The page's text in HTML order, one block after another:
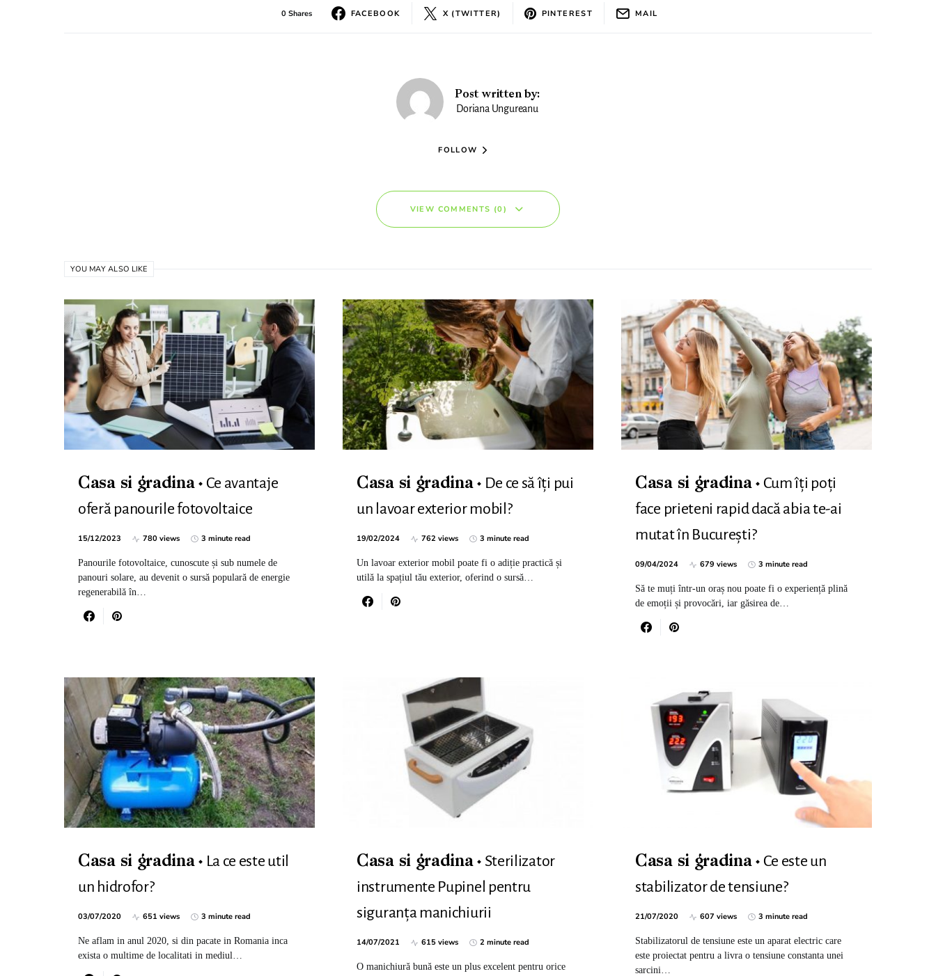
0 Shares FACEBOOK X (TWITTER) PINTEREST MAIL
Post written by:
Doriana Ungureanu
FOLLOW
VIEW COMMENTS (0)
YOU MAY ALSO LIKE
Casa si gradina
Ce avantaje
oferă panourile fotovoltaice
15/12/2023 780 views 3 minute read
Panourile fotovoltaice, cunoscute și sub numele de
panouri solare, au devenit o sursă populară de energie
regenerabilă în…
Casa si gradina
De ce să îți pui
un lavoar exterior mobil?
19/02/2024 762 views 3 minute read
Un lavoar exterior mobil poate fi o adiție practică și
utilă la spațiul tău exterior, oferind o sursă…
Casa si gradina
Cum îți poți
face prieteni rapid dacă abia te-ai
mutat în București?
09/04/2024 679 views 3 minute read
Să te muți într-un oraș nou poate fi o experiență plină
de emoții și provocări, iar găsirea de…
Casa si gradina
La ce este util
un hidrofor?
03/07/2020 651 views 3 minute read
Ne aflam in anul 2020, si din pacate in Romania inca
exista o multime de localitati in mediul…
Casa si gradina
Sterilizator
instrumente Pupinel pentru
siguranța manichiurii
14/07/2021 615 views 2 minute read
O manichiură bună este un plus excelent pentru orice
Casa si gradina
Ce este un
stabilizator de tensiune?
21/07/2020 607 views 3 minute read
Stabilizatorul de tensiune este un aparat electric care
este proiectat pentru a livra o tensiune constanta unei
sarcini…